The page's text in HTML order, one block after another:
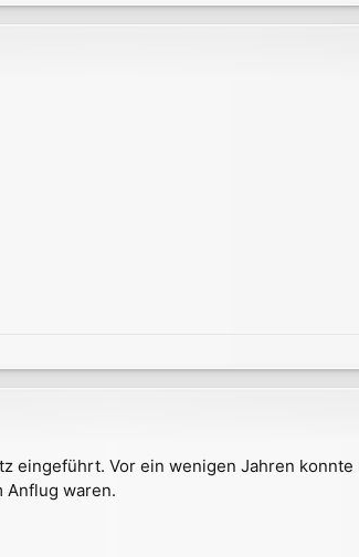
eingeführt. Vor ein wenigen Jahren
Anflug waren.